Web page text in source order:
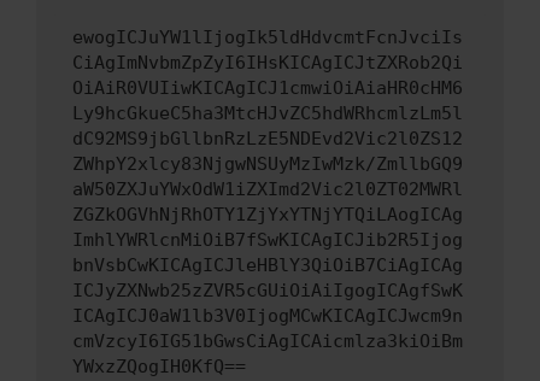
ewogICJuYW1lIjogIk5ldHdvcmtFcnJvciIs
CiAgImNvbmZpZyI6IHsKICAgICJtZXRob2Qi
OiAiR0VUIiwKICAgICJ1cmwiOiAiaHR0cHM6
Ly9hcGkueC5ha3MtcHJvZC5hdWRhcmlzLm5l
dC92MS9jbGllbnRzLzE5NDEvd2Vic2l0ZS12
ZWhpY2xlcy83NjgwNSUyMzIwMzk/ZmllbGQ9
aW50ZXJuYWxOdW1iZXImd2Vic2l0ZT02MWRl
ZGZkOGVhNjRhOTY1ZjYxYTNjYTQiLAogICAg
ImhlYWRlcnMiOiB7fSwKICAgICJib2R5Ijog
bnVsbCwKICAgICJleHBlY3QiOiB7CiAgICAg
ICJyZXNwb25zZVR5cGUiOiAiIgogICAgfSwK
ICAgICJ0aW1lb3V0IjogMCwKICAgICJwcm9n
cmVzcyI6IG51bGwsCiAgICAicmlza3kiOiBm
YWxzZQogIH0KfQ==